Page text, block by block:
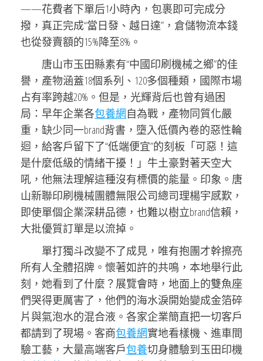
——花費者下單后1小時內，包裹即可完成分
撥，真正完成“當日發、越日達”，倉儲物流本錢
也從發賣額的15%降至8%。
唐山市玉田縣素有“中國印刷機械之鄉”的佳
譽，產物涵蓋18個系列、120多個種類，國際市場
占有率跨越20%。但是，光輝背后也曾有過困
局：早年企業各包養網自為戰，產物同質化嚴
重，缺少同一brand背書，墮入低價內卷的惡性輪
迴，給客戶留下了“低端便宜”的刻板「可惡！這
是什麼低級的情緒干擾！」牛土豪對著天空大
吼，他無法理解這種沒有標價的能量。印象。唐
山新聯印刷機械團體無限公司總司理楊宇感歎，
即使單個企業深耕品德，也難以樹立brand信賴，
大批優質訂單是以流掉。
單打獨斗改變不了成見，唯有抱團才幹擦亮
所有人全體招牌。懷著如許的共鳴，本地舉行此
刻，她看到了什麼？展覽會時，地面上的雙魚座
們哭得更厲害了，他們的海水淚開始變成金箔碎
片與氣泡水的混合液。各家企業簡直把一切客戶
都請到了現場。客商包養網實地看樣機、進車間
驗工藝，大量高端客戶包養切身體驗到玉田印機